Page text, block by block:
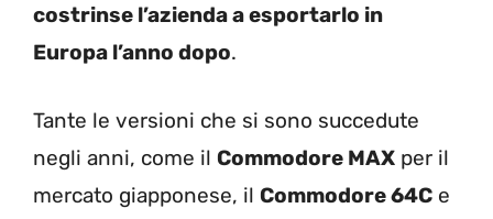
costrinse l’azienda a esportarlo in
Europa l’anno dopo.
Tante le versioni che si sono succedute
negli anni, come il Commodore MAX per il
mercato giapponese, il Commodore 64C e